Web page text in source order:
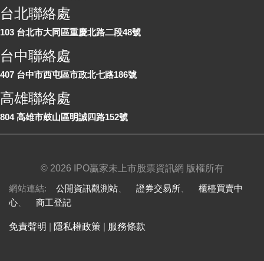
台北聯絡處
103 台北市大同區重慶北路二段48號
台中聯絡處
407 台中市西屯區市政北七路186號
高雄聯絡處
804 高雄市鼓山區明誠四路152號
© 2026 IPO贏家未上市股票資訊網 版權所有
網站連結: 公開資訊觀測站 證券交易所
櫃檯買賣中
心
商工登記
免責聲明 隱私權政策 服務條款